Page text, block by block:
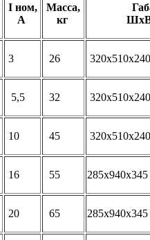
I ном,
A
Масса,
кг
3 26
5,5 32
10 45
16 55
20 65